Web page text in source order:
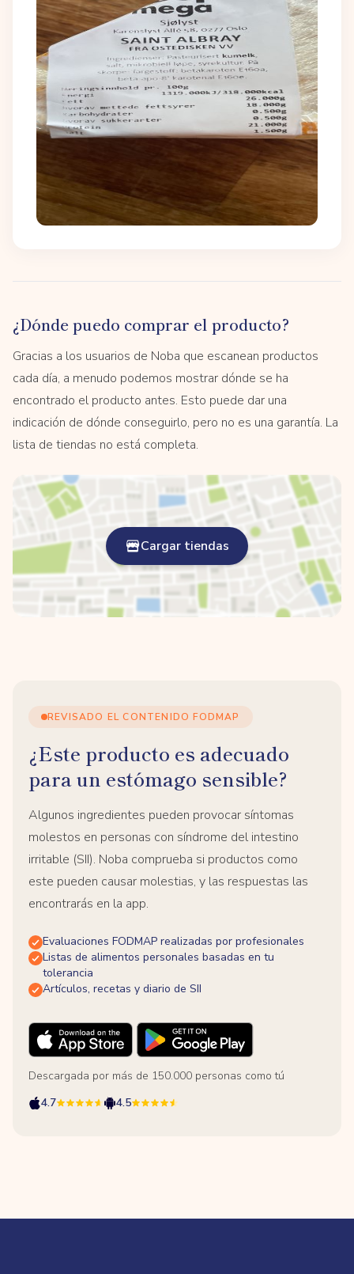
¿Dónde puedo comprar el producto?
Gracias a los usuarios de Noba que escanean productos
cada día, a menudo podemos mostrar dónde se ha
encontrado el producto antes. Esto puede dar una
indicación de dónde conseguirlo, pero no es una garantía. La
lista de tiendas no está completa.
Cargar tiendas
REVISADO EL CONTENIDO FODMAP
¿Este producto es adecuado
para un estómago sensible?
Algunos ingredientes pueden provocar síntomas
molestos en personas con síndrome del intestino
irritable (SII). Noba comprueba si productos como
este pueden causar molestias, y las respuestas las
encontrarás en la app.
Evaluaciones FODMAP realizadas por profesionales
Listas de alimentos personales basadas en tu
tolerancia
Artículos, recetas y diario de SII
Descargada por más de 150.000 personas como tú
4.7
4.5